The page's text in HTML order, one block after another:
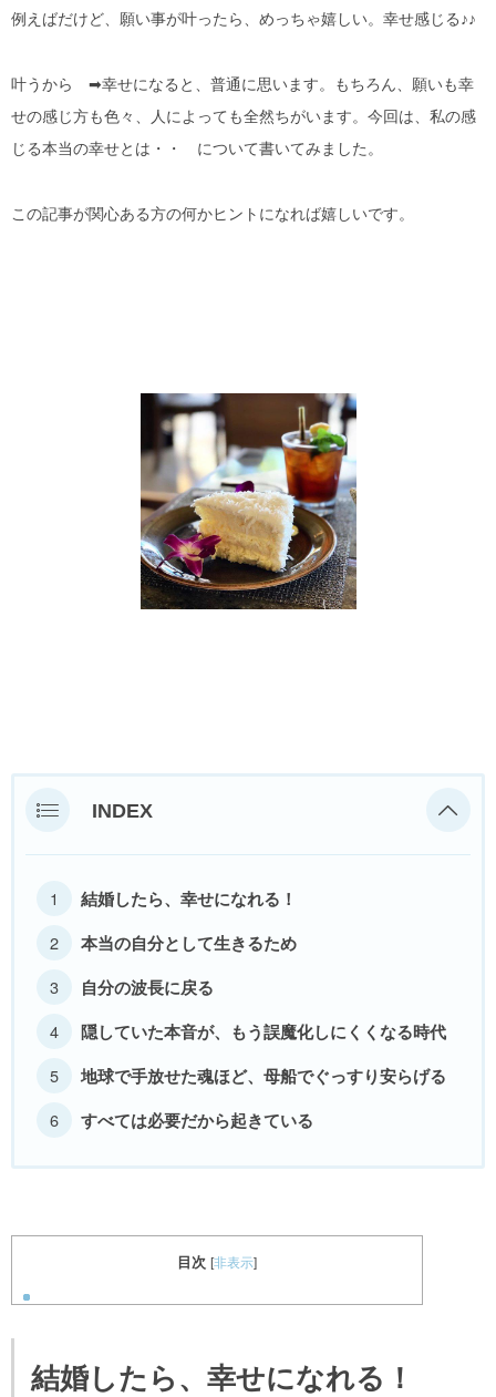
例えばだけど、願い事が叶ったら、めっちゃ嬉しい。幸せ感じる♪♪
叶うから ➡︎幸せになると、普通に思います。もちろん、願いも幸
せの感じ方も色々、人によっても全然ちがいます。今回は、私の感
じる本当の幸せとは・・ について書いてみました。
この記事が関心ある方の何かヒントになれば嬉しいです。
INDEX
結婚したら、幸せになれる！
本当の自分として生きるため
自分の波長に戻る
隠していた本音が、もう誤魔化しにくくなる時代
地球で手放せた魂ほど、母船でぐっすり安らげる
すべては必要だから起きている
目次 [非表示]
結婚したら、幸せになれる！